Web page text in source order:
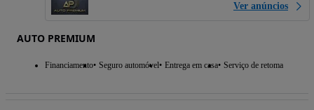
Ver anúncios
AUTO PREMIUM
Financiamento Seguro automóvel Entrega em casa Serviço de retoma